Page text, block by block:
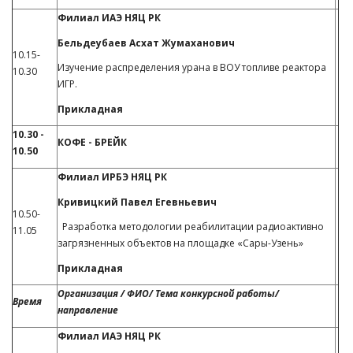
10.15-
10.30
Филиал ИАЭ НЯЦ РК
Бельдеубаев Асхат Жумаханович
Изучение распределения урана в ВОУ топливе реактора
ИГР.
Прикладная
10.30 -
10.50
КОФЕ - БРЕЙК
10.50-
11.05
Филиал ИРБЭ НЯЦ РК
Кривицкий Павел Егевньевич
Разработка методологии реабилитации радиоактивно
загрязненных объектов на площадке «Сары-Узень»
Прикладная
Время
Организация / ФИО/ Тема конкурсной работы/
направление
Филиал ИАЭ НЯЦ РК